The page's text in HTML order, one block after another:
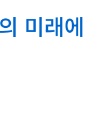
미래에